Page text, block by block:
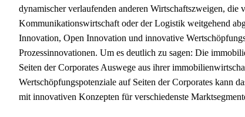
dynamischer verlaufenden anderen Wirtschaftszweigen,
Kommunikationswirtschaft oder der Logistik weitgehend
Innovation, Open Innovation und innovative
Prozessinnovationen. Um es deutlich zu sagen: Die
Seiten der Corporates Auswege aus ihrer
Wertschöpfungspotenziale auf Seiten der Corporates kann
mit innovativen Konzepten für verschiedenste